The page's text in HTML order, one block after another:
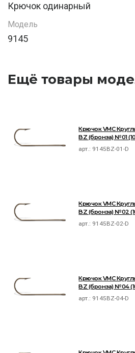
Крючок одинарный
Модель
9145
Ещё товары
Крючок VMC
BZ (бронза) №01
арт.: 9145BZ-01-D
Крючок VMC
BZ (бронза) №02
арт.: 9145BZ-02-D
Крючок VMC
BZ (бронза) №04
арт.: 9145BZ-04-D